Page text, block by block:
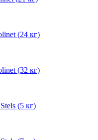
(24 кг)
(32 кг)
(5 кг)